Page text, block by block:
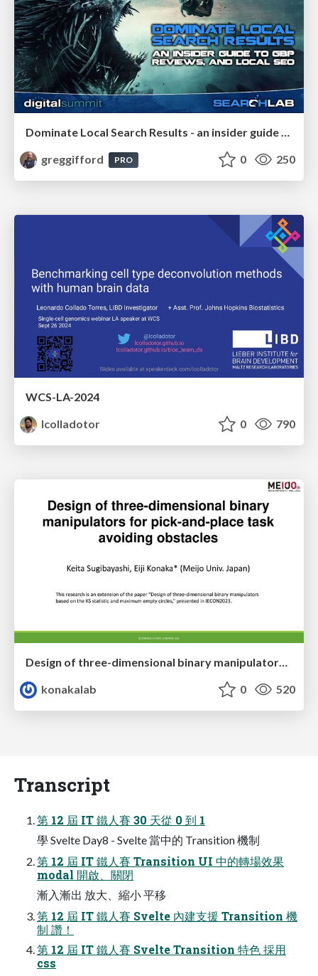
Dominate Local Search Results - an insider guide to GBP, reviews, and Local SEO
greggifford
PRO 0 250
WCS-LA-2024
lcolladotor
0 790
konakalab
0 520
Transcript
第 12 屆 IT 鐵⼈賽 30 天從 0 到 1
學 Svelte Day8 - Svelte 當中的 Transition 機制
第 12 屆 IT 鐵⼈賽 Transition UI 中的轉場效果
modal 開啟、關閉
漸入漸出 放⼤、縮⼩ 平移
第 12 屆 IT 鐵⼈賽 Svelte 內建⽀援 Transition 機
制 讚！
第 12 屆 IT 鐵⼈賽 Svelte Transition 特⾊ 採⽤
css